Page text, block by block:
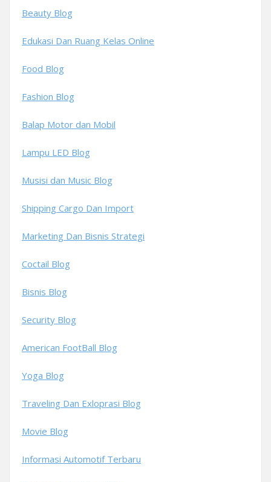
Beauty Blog
Edukasi Dan Ruang Kelas Online
Food Blog
Fashion Blog
Balap Motor dan Mobil
Lampu LED Blog
Musisi dan Music Blog
Shipping Cargo Dan Import
Marketing Dan Bisnis Strategi
Coctail Blog
Bisnis Blog
Security Blog
American FootBall Blog
Yoga Blog
Traveling Dan Exloprasi Blog
Movie Blog
Informasi Automotif Terbaru